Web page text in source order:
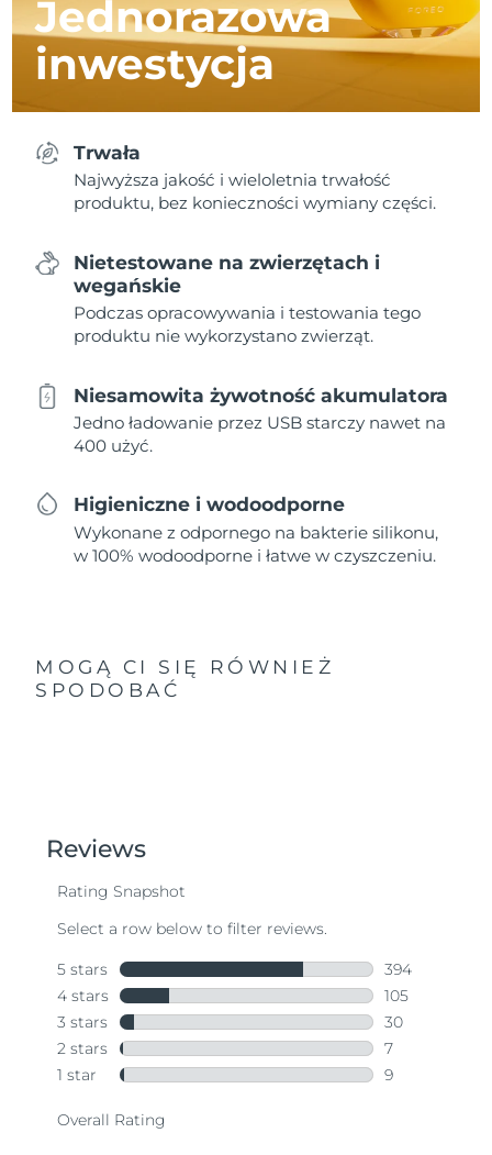
Jednorazowa
inwestycja
Trwała
Najwyższa jakość i wieloletnia trwałość
produktu, bez konieczności wymiany części.
Nietestowane na zwierzętach i
wegańskie
Podczas opracowywania i testowania tego
produktu nie wykorzystano zwierząt.
Niesamowita żywotność akumulatora
Jedno ładowanie przez USB starczy nawet na
400 użyć.
Higieniczne i wodoodporne
Wykonane z odpornego na bakterie silikonu,
w 100% wodoodporne i łatwe w czyszczeniu.
MOGĄ CI SIĘ RÓWNIEŻ
SPODOBAĆ